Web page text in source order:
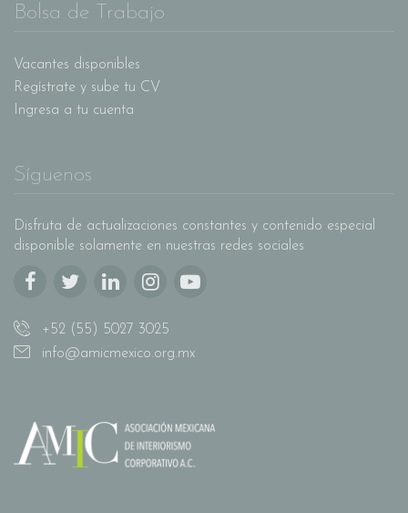
Bolsa de Trabajo
Vacantes disponibles
Regístrate y sube tu CV
Ingresa a tu cuenta
Síguenos
Disfruta de actualizaciones constantes y contenido especial
disponible solamente en nuestras redes sociales
+52 (55) 5027 3025
info@amicmexico.org.mx